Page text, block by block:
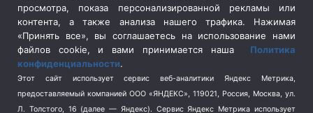
Социальная политика
(3)
Спецоперация в Украине
Спецоперация на Украине
(404)
Спорт (740)
Терроризм (1)
просмотра, показа персонализированной рекламы или
контента, а также анализа нашего трафика. Нажимая
«Принять все», вы соглашаетесь на использование нами
файлов cookie, и вами принимается наша Политика
конфиденциальности.
Этот сайт использует сервис веб-аналитики Яндекс Метрика,
предоставляемый компанией ООО «ЯНДЕКС», 119021, Россия, Москва, ул.
Л. Толстого, 16 (далее — Яндекс). Сервис Яндекс Метрика использует